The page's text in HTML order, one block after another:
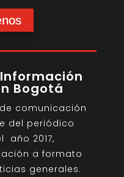
Bogotá
comunicación
del periódico
año 2017,
a formato
generales.